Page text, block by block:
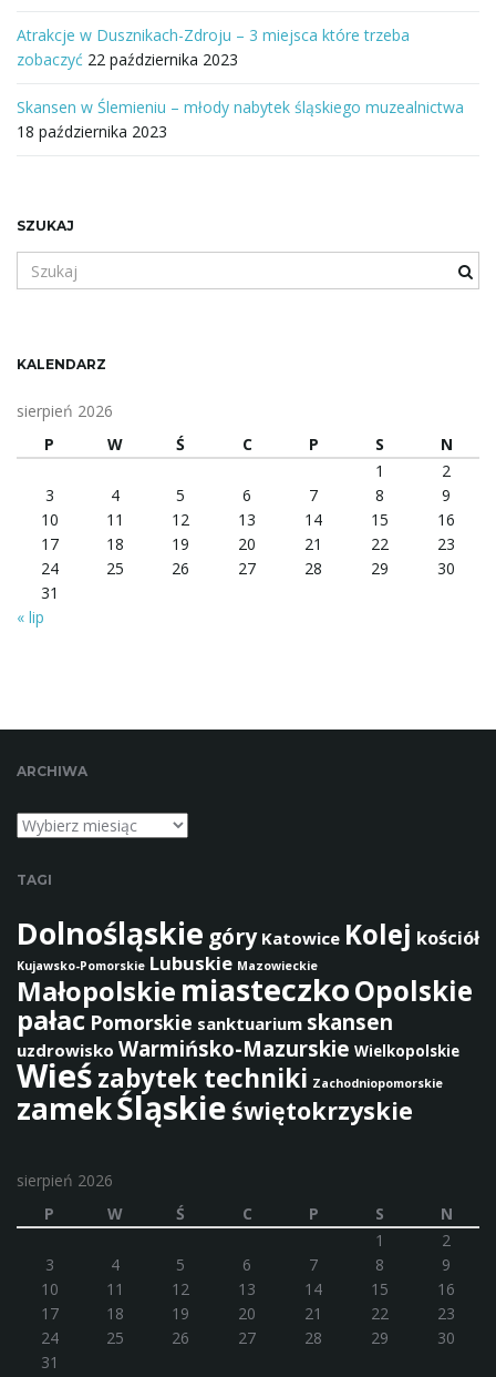
Atrakcje w Dusznikach-Zdroju – 3 miejsca które trzeba
zobaczyć 22 października 2023
Skansen w Ślemieniu – młody nabytek śląskiego muzealnictwa
18 października 2023
SZUKAJ
z
a
e
ł
f
a
KALENDARZ
sierpień 2026
P
W Ś C P S
N
1
2
3
4 5 6 7 8
9
10
11 12 13 14 15
16
17
18 19 20 21 22
23
24
25 26 27 28 29
30
31
« lip
ARCHIWA
Archiwa
TAGI
Dolnośląskie góry Katowice Kolej kościół
Kujawsko-Pomorskie Lubuskie Mazowieckie
Małopolskie miasteczkoOpolskie
pałac Pomorskie sanktuarium skansen
uzdrowisko Warmińsko-Mazurskie Wielkopolskie
Wieśzabytek techniki Zachodniopomorskie
zamekŚląskie świętokrzyskie
sierpień 2026
P
W Ś C P S
N
1
2
3
4 5 6 7 8
9
10
11 12 13 14 15
16
17
18 19 20 21 22
23
24
25 26 27 28 29
30
31